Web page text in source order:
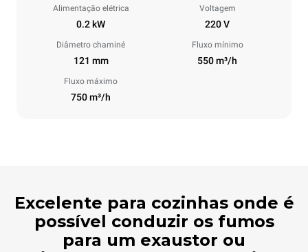
Alimentação elétrica
0.2 kW
Voltagem
220 V
Diâmetro chaminé
121 mm
Fluxo mínimo
550 m³/h
Fluxo máximo
750 m³/h
Excelente para cozinhas onde é
possível conduzir os fumos
para um exaustor ou